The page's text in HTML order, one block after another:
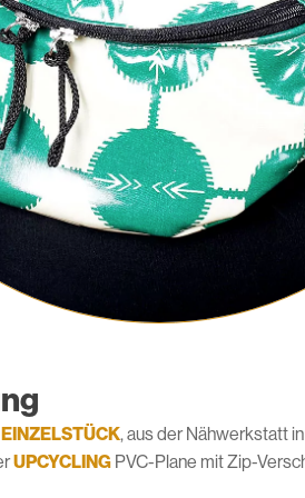
, aus der Nähwerkstatt
UPCYCLING PVC-Plane mit Zip-